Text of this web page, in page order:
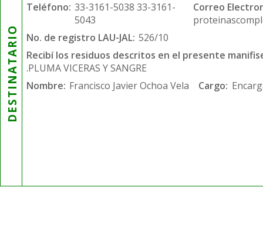
DESTINATARIO
Teléfono: 33-3161-5038 33-3161-
5043
Correo
No. de registro LAU-JAL: 526/10
Recibí los residuos descritos en el presente
.PLUMA VICERAS Y SANGRE
Nombre: Francisco Javier Ochoa Vela Cargo: